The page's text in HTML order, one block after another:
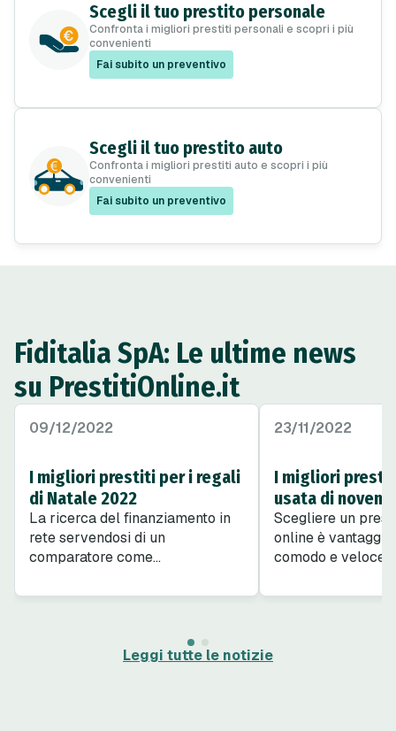
Scegli il tuo prestito personale
Confronta i migliori prestiti personali e scopri i più
convenienti
Fai subito un preventivo
Scegli il tuo prestito auto
Confronta i migliori prestiti auto e scopri i più
convenienti
Fai subito un preventivo
Fiditalia SpA: Le ultime news
su PrestitiOnline.it
09/12/2022
I migliori prestiti per i regali
di Natale 2022
La ricerca del finanziamento in
rete servendosi di un
comparatore come
trovare soluzioni accessibili di
bassi della media di mercato e
una gestione molto comoda,
23/11/2022
I migliori
usata di
Scegliere un
online è
comodo e veloce.
di PrestitiOnline
Leggi tutte le notizie